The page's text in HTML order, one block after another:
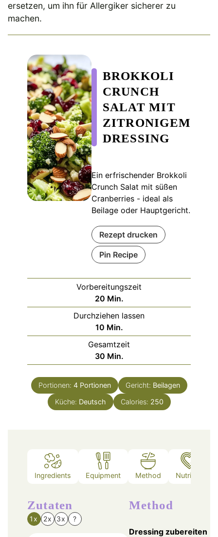
ersetzen, um ihn für Allergiker sicherer zu
machen.
BROKKOLI
CRUNCH
SALAT MIT
ZITRONIGEM
DRESSING
Ein erfrischender Brokkoli
Crunch Salat mit süßen
Cranberries - ideal als
Beilage oder Hauptgericht.
Rezept drucken
Pin Recipe
Vorbereitungszeit
20Minuten
Min.
Durchziehen lassen
10Minuten
Min.
Gesamtzeit
30Minuten
Min.
Portionen: 4 Portionen Gericht: Beilagen
Küche: Deutsch Calories: 250
Ingredients Equipment Method Nutrition
Zutaten
1x 2x 3x ?
Method
Dressing zubereiten